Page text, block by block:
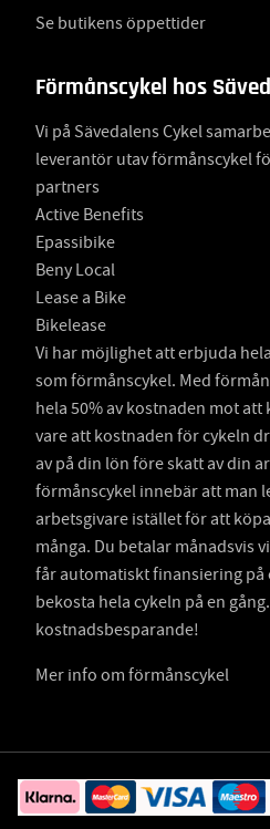
Se butikens öppettider
Förmånscykel hos
Vi på Sävedalens Cykel
leverantör utav förmånscykel
partners
Active Benefits
Epassibike
Beny Local
Lease a Bike
Bikelease
Vi har möjlighet att erbjuda
som förmånscykel. Med
hela 50% av kostnaden mot
vare att kostnaden för cykeln
av på din lön före skatt av din
förmånscykel innebär att man
arbetsgivare istället för att
många. Du betalar månadsvis
får automatiskt finansiering på
bekosta hela cykeln på en
kostnadsbesparande!
Mer info om förmånscykel